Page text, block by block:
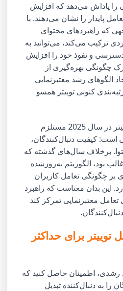
را پاداش می‌دهد که افزایش
پایدار را نشان می‌دهند. با
که راهبردهای محتوای
ترکیب می‌کند، می‌توانید به
و نفوذ خود را افزایش
چگونگی بهره‌گیری از
الگوهای رشد معتبرنمایی
کنونی توییتر همسو
رشد موفقیت‌آمیز در توییتر در سال 2025 مستلزم
است: کیفیت دنبال‌کنندگان،
برخلاف سال‌های گذشته که
بود، الگوریتم به‌روزشده
بر چگونگی تعامل کاربران
این بدان معناست که راهبرد
معتبرنمایی تمرکز کند
توییتر برای حداکثر
رشدی، اطمینان حاصل کنید که
را به دنبال‌کننده تبدیل